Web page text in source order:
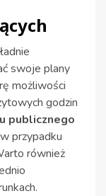
swoje plany
możliwości
godzin
publicznego
przypadku
również